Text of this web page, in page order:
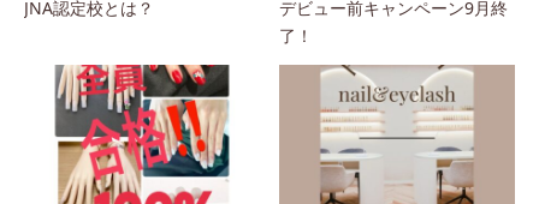
JNA認定校とは？
デビュー前キャンペーン9月終
了！